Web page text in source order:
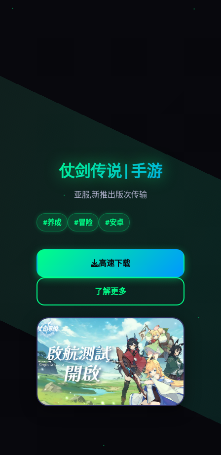
仗剑传说|手游
亚服,新推出版次传输
#养成 #冒险 #安卓
高速下载
了解更多